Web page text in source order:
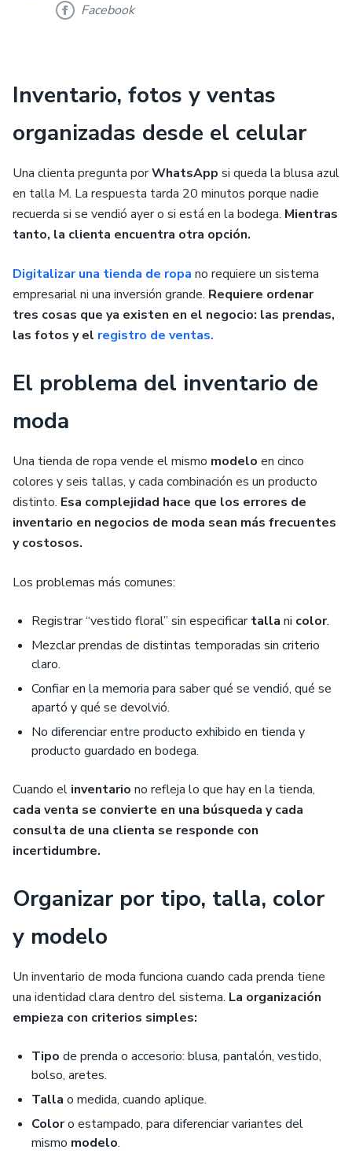
Facebook
Inventario, fotos y ventas
organizadas desde el celular
Una clienta pregunta porWhatsApp si queda la blusa azul
en talla M. La respuesta tarda 20 minutos porque nadie
recuerda si se vendió ayer o si está en la bodega. Mientras
tanto, la clienta encuentra otra opción.
Digitalizar una tienda de ropa no requiere un sistema
empresarial ni una inversión grande. Requiere ordenar
tres cosas que ya existen en el negocio: las prendas,
las fotos y el registro de ventas.
El problema del inventario de
moda
Una tienda de ropa vende el mismo modelo en cinco
colores y seis tallas, y cada combinación es un producto
distinto. Esa complejidad hace que los errores de
inventario en negocios de moda sean más frecuentes
y costosos.
Los problemas más comunes:
Registrar “vestido floral” sin especificartalla ni color.
Mezclar prendas de distintas temporadas sin criterio
claro.
Confiar en la memoria para saber qué se vendió, qué se
apartó y qué se devolvió.
No diferenciar entre producto exhibido en tienda y
producto guardado en bodega.
Cuando el inventario no refleja lo que hay en la tienda,
cada venta se convierte en una búsqueda y cada
consulta de una clienta se responde con
incertidumbre.
Organizar por tipo, talla, color
y modelo
Un inventario de moda funciona cuando cada prenda tiene
una identidad clara dentro del sistema. La organización
empieza con criterios simples:
Tipo de prenda o accesorio: blusa, pantalón, vestido,
bolso, aretes.
Talla o medida, cuando aplique.
Coloro estampado, para diferenciar variantes del
mismo modelo.